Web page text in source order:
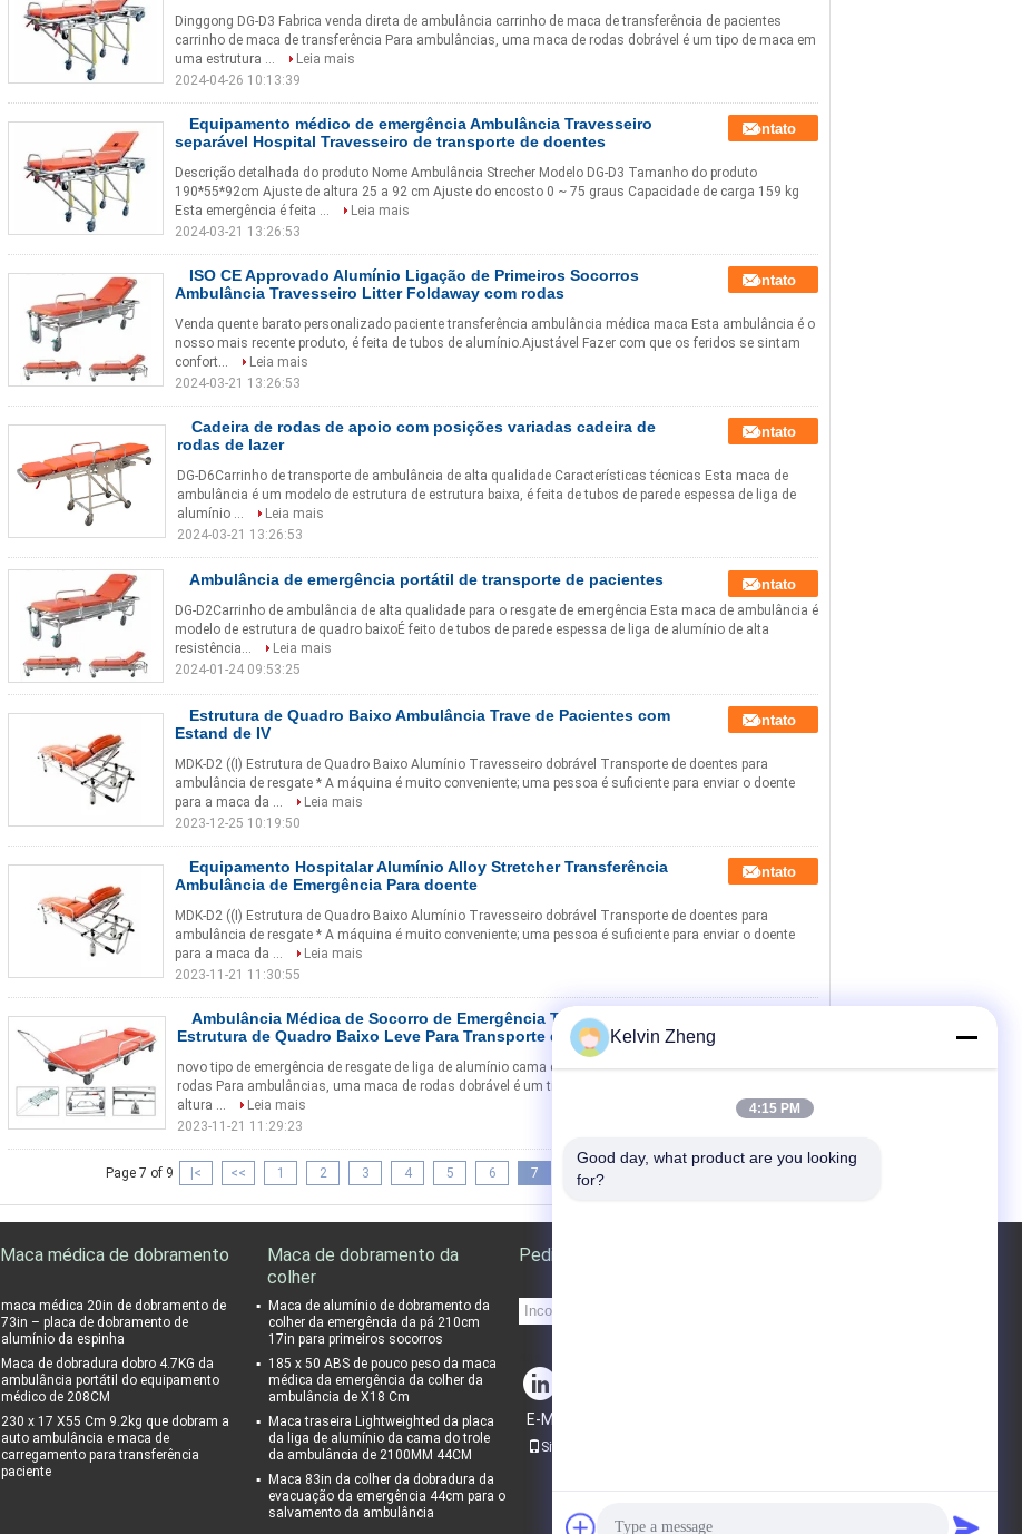
Dinggong DG-D3 Fabrica venda direta de ambulância carrinho de maca de transferência de pacientes
carrinho de maca de transferência Para ambulâncias, uma maca de rodas dobrável é um tipo de maca em
uma estrutura ...
Leia mais
2024-04-26 10:13:39
Equipamento médico de emergência Ambulância Travesseiro
separável Hospital Travesseiro de transporte de doentes
Contato
Descrição detalhada do produto Nome Ambulância Strecher Modelo DG-D3 Tamanho do produto
190*55*92cm Ajuste de altura 25 a 92 cm Ajuste do encosto 0 ~ 75 graus Capacidade de carga 159 kg
Esta emergência é feita ...
Leia mais
2024-03-21 13:26:53
ISO CE Approvado Alumínio Ligação de Primeiros Socorros
Ambulância Travesseiro Litter Foldaway com rodas
Contato
Venda quente barato personalizado paciente transferência ambulância médica maca Esta ambulância é o
nosso mais recente produto, é feita de tubos de alumínio.Ajustável Fazer com que os feridos se sintam
confort...
Leia mais
2024-03-21 13:26:53
Cadeira de rodas de apoio com posições variadas cadeira de
rodas de lazer
Contato
DG-D6Carrinho de transporte de ambulância de alta qualidade Características técnicas Esta maca de
ambulância é um modelo de estrutura de estrutura baixa, é feita de tubos de parede espessa de liga de
alumínio ...
Leia mais
2024-03-21 13:26:53
Ambulância de emergência portátil de transporte de pacientes Contato
DG-D2Carrinho de ambulância de alta qualidade para o resgate de emergência Esta maca de ambulância é
modelo de estrutura de quadro baixoÉ feito de tubos de parede espessa de liga de alumínio de alta
resistência...
Leia mais
2024-01-24 09:53:25
Estrutura de Quadro Baixo Ambulância Trave de Pacientes com
Estand de IV
Contato
MDK-D2 ((I) Estrutura de Quadro Baixo Alumínio Travesseiro dobrável Transporte de doentes para
ambulância de resgate * A máquina é muito conveniente; uma pessoa é suficiente para enviar o doente
para a maca da ...
Leia mais
2023-12-25 10:19:50
Equipamento Hospitalar Alumínio Alloy Stretcher Transferência
Ambulância de Emergência Para doente
Contato
MDK-D2 ((I) Estrutura de Quadro Baixo Alumínio Travesseiro dobrável Transporte de doentes para
ambulância de resgate * A máquina é muito conveniente; uma pessoa é suficiente para enviar o doente
para a maca da ...
Leia mais
2023-11-21 11:30:55
Ambulância Médica de Socorro de Emergência Trave Leve
Estrutura de Quadro Baixo Leve Para Transporte de Pacientes
novo tipo de emergência de resgate de liga de alumínio cama de ambulância de carrinho de hospital de 6
rodas Para ambulâncias, uma maca de rodas dobrável é um tipo de maca em uma estrutura de rodas de
altura ...
Leia mais
2023-11-21 11:29:23
Page 7 of 9 |< << 1 2 3 4 5 6 7 8
Maca médica de dobramento
maca médica 20in de dobramento de
73in – placa de dobramento de
alumínio da espinha
Maca de dobradura dobro 4.7KG da
ambulância portátil do equipamento
médico de 208CM
230 x 17 X55 Cm 9.2kg que dobram a
auto ambulância e maca de
carregamento para transferência
paciente
Maca de dobramento da
colher
Maca de alumínio de dobramento da
colher da emergência da pá 210cm
17in para primeiros socorros
185 x 50 ABS de pouco peso da maca
médica da emergência da colher da
ambulância de X18 Cm
Maca traseira Lightweighted da placa
da liga de alumínio da cama do trole
da ambulância de 2100MM 44CM
Maca 83in da colher da dobradura da
evacuação da emergência 44cm para o
salvamento da ambulância
Pedir um orçamento
E-Mail
Site para celular
Kelvin Zheng
4:15 PM
Good day, what product are you looking
for?